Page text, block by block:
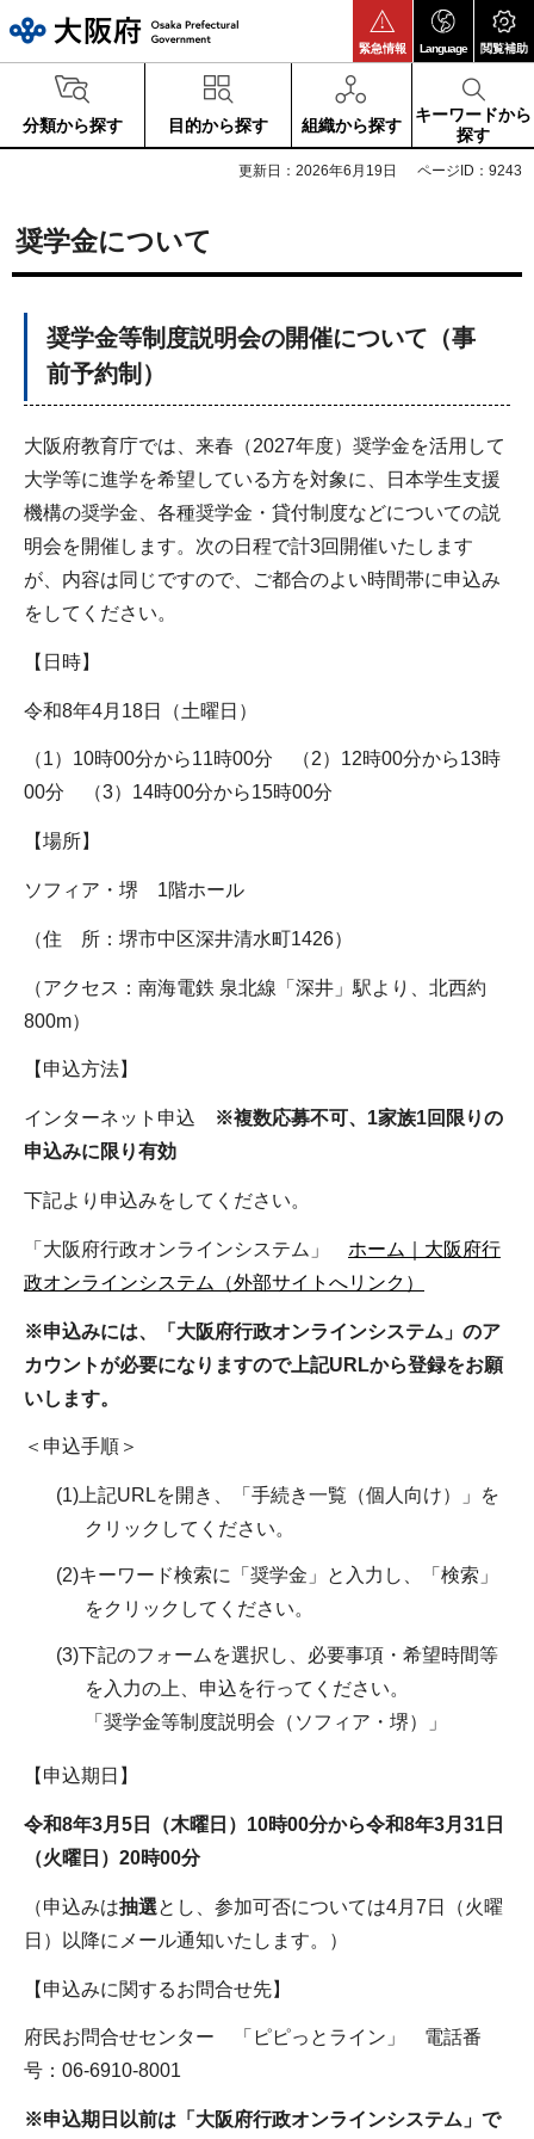
緊急情報 Language 閲覧補助
分類から探す 目的から探す 組織から探す
キーワードから
探す
更新日：2026年6月19日 ページID：9243
奨学金について
奨学金等制度説明会の開催について（事
前予約制）
大阪府教育庁では、来春（2027年度）奨学金を活用して
大学等に進学を希望している方を対象に、日本学生支援
機構の奨学金、各種奨学金・貸付制度などについての説
明会を開催します。次の日程で計3回開催いたします
が、内容は同じですので、ご都合のよい時間帯に申込み
をしてください。
【日時】
令和8年4月18日（土曜日）
（1）10時00分から11時00分 （2）12時00分から13時
00分 （3）14時00分から15時00分
【場所】
ソフィア・堺 1階ホール
（住 所：堺市中区深井清水町1426）
（アクセス：南海電鉄 泉北線「深井」駅より、北西約
800m）
【申込方法】
インターネット申込
※複数応募不可、1家族1回限りの
申込みに限り有効
下記より申込みをしてください。
「大阪府行政オンラインシステム」 ホーム｜大阪府行
政オンラインシステム（外部サイトへリンク）
※申込みには、「大阪府行政オンラインシステム」のア
カウントが必要になりますので上記URLから登録をお願
いします。
＜申込手順＞
(1)上記URLを開き、「手続き一覧（個人向け）」を
クリックしてください。
(2)キーワード検索に「奨学金」と入力し、「検索」
をクリックしてください。
(3)下記のフォームを選択し、必要事項・希望時間等
を入力の上、申込を行ってください。
「奨学金等制度説明会（ソフィア・堺）」
【申込期日】
令和8年3月5日（木曜日）10時00分から令和8年3月31日
（火曜日）20時00分
（申込みは抽選とし、参加可否については4月7日（火曜
日）以降にメール通知いたします。）
【申込みに関するお問合せ先】
府民お問合せセンター 「ピピっとライン」 電話番
号：06-6910-8001
※申込期日以前は「大阪府行政オンラインシステム」で